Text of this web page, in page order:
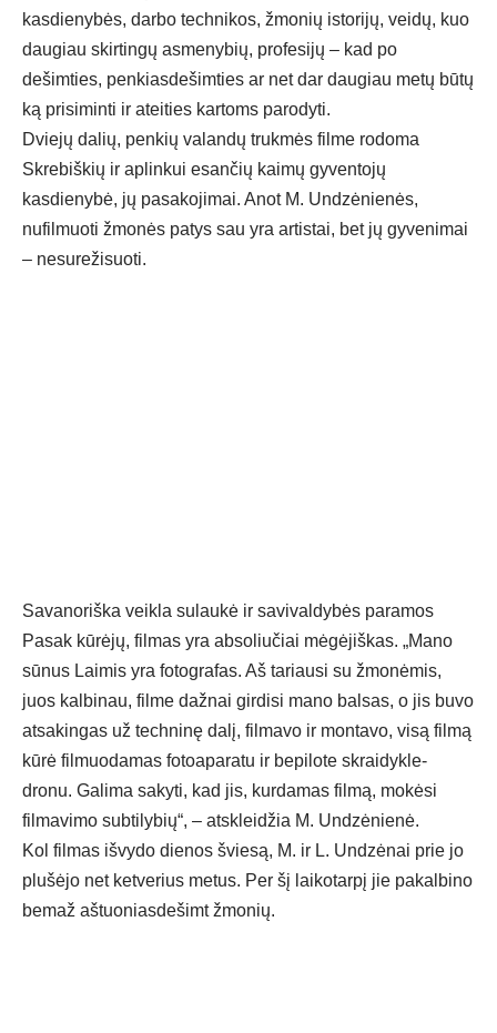
kasdienybės, darbo technikos, žmonių istorijų, veidų, kuo
daugiau skirtingų asmenybių, profesijų – kad po
dešimties, penkiasdešimties ar net dar daugiau metų būtų
ką prisiminti ir ateities kartoms parodyti.
Dviejų dalių, penkių valandų trukmės filme rodoma
Skrebiškių ir aplinkui esančių kaimų gyventojų
kasdienybė, jų pasakojimai. Anot M. Undzėnienės,
nufilmuoti žmonės patys sau yra artistai, bet jų gyvenimai
– nesurežisuoti.
Savanoriška veikla sulaukė ir savivaldybės paramos
Pasak kūrėjų, filmas yra absoliučiai mėgėjiškas. „Mano
sūnus Laimis yra fotografas. Aš tariausi su žmonėmis,
juos kalbinau, filme dažnai girdisi mano balsas, o jis buvo
atsakingas už techninę dalį, filmavo ir montavo, visą filmą
kūrė filmuodamas fotoaparatu ir bepilote skraidykle-
dronu. Galima sakyti, kad jis, kurdamas filmą, mokėsi
filmavimo subtilybių“, – atskleidžia M. Undzėnienė.
Kol filmas išvydo dienos šviesą, M. ir L. Undzėnai prie jo
plušėjo net ketverius metus. Per šį laikotarpį jie pakalbino
bemaž aštuoniasdešimt žmonių.